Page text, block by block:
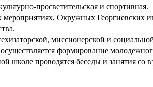
просветительская и спортивная.
Окружных Георгиевских
миссионерской и
формирование
школе проводятся беседы и занятия